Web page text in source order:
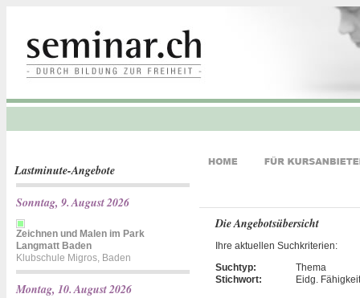
Lastminute-Angebote
Sonntag, 9. August 2026
Zeichnen und Malen im Park
Langmatt Baden
Klubschule Migros, Baden
Montag, 10. August 2026
Die Angebotsübersicht
Ihre aktuellen Suchkriterien:
Suchtyp:
Thema
Stichwort:
Eidg.